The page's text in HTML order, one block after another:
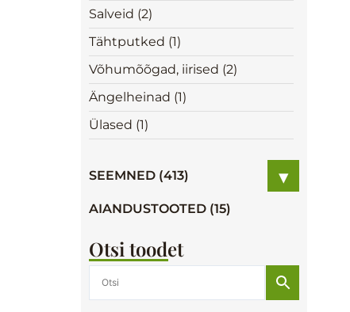
Salveid (2)
Tähtputked (1)
Võhumõõgad, iirised (2)
Ängelheinad (1)
Ülased (1)
SEEMNED (413) ▾
AIANDUSTOOTED (15)
Otsi toodet